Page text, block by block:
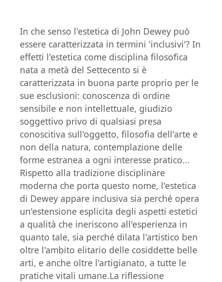
In che senso l'estetica di John Dewey può
essere caratterizzata in termini 'inclusivi'? In
effetti l'estetica come disciplina filosofica
nata a metà del Settecento si è
caratterizzata in buona parte proprio per le
sue esclusioni: conoscenza di ordine
sensibile e non intellettuale, giudizio
soggettivo privo di qualsiasi presa
conoscitiva sull'oggetto, filosofia dell'arte e
non della natura, contemplazione delle
forme estranea a ogni interesse pratico...
Rispetto alla tradizione disciplinare
moderna che porta questo nome, l'estetica
di Dewey appare inclusiva sia perché opera
un'estensione esplicita degli aspetti estetici
a qualità che ineriscono all'esperienza in
quanto tale, sia perché dilata l'artistico ben
oltre l'ambito elitario delle cosiddette belle
arti, e anche oltre l'artigianato, a tutte le
pratiche vitali umane.La riflessione